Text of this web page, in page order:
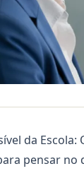
da
pensar no